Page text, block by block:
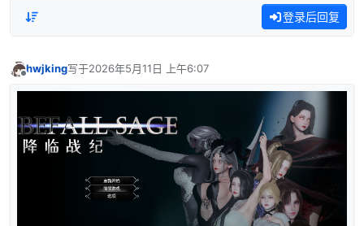
登录后回复
hwjking写于2026年5月11日 上午6:07
最后由 编辑